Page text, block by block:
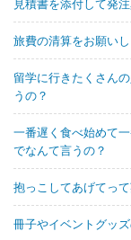
見積書を添付して発
旅費の清算をお願い
留学に行きたくさん
うの？
一番遅く食べ始めて
でなんて言うの？
抱っこしてあげてっ
冊子やイベントグッ